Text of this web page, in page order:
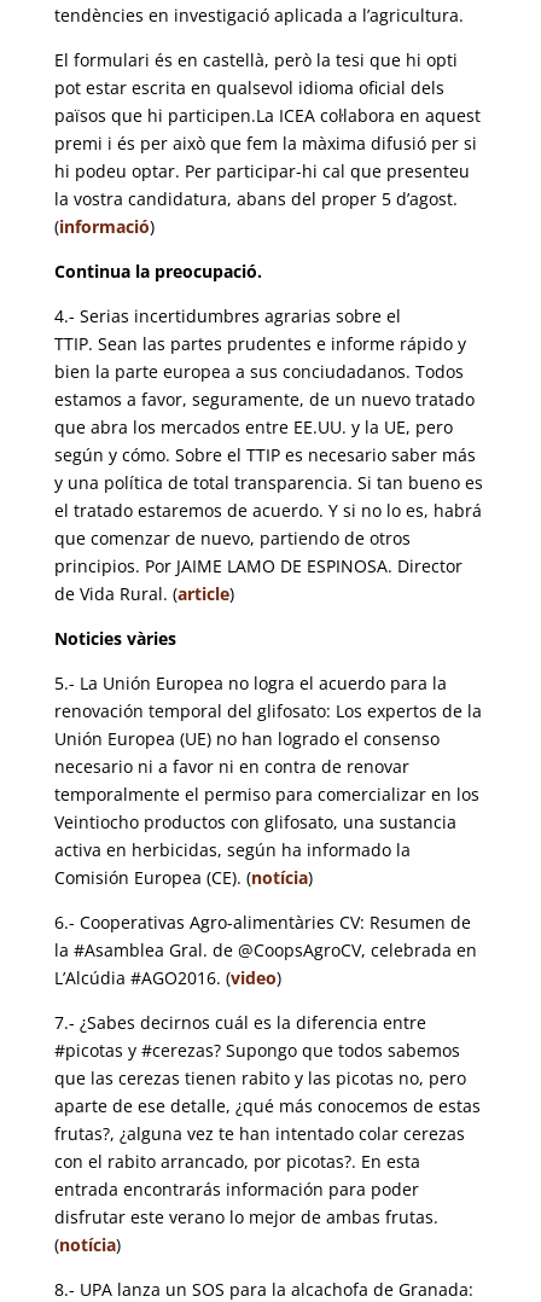
tendències en investigació aplicada a l’agricultura.
El formulari és en castellà, però la tesi que hi opti
pot estar escrita en qualsevol idioma oficial dels
països que hi participen.La ICEA col·labora en aquest
premi i és per això que fem la màxima difusió per si
hi podeu optar. Per participar-hi cal que presenteu
la vostra candidatura, abans del proper 5 d’agost.
(informació)
Continua la preocupació.
4.- Serias incertidumbres agrarias sobre el
TTIP. Sean las partes prudentes e informe rápido y
bien la parte europea a sus conciudadanos. Todos
estamos a favor, seguramente, de un nuevo tratado
que abra los mercados entre EE.UU. y la UE, pero
según y cómo. Sobre el TTIP es necesario saber más
y una política de total transparencia. Si tan bueno es
el tratado estaremos de acuerdo. Y si no lo es, habrá
que comenzar de nuevo, partiendo de otros
principios. Por JAIME LAMO DE ESPINOSA. Director
de Vida Rural. (article)
Noticies vàries
5.- La Unión Europea no logra el acuerdo para la
renovación temporal del glifosato: Los expertos de la
Unión Europea (UE) no han logrado el consenso
necesario ni a favor ni en contra de renovar
temporalmente el permiso para comercializar en los
Veintiocho productos con glifosato, una sustancia
activa en herbicidas, según ha informado la
Comisión Europea (CE). (notícia)
6.- Cooperativas Agro-alimentàries CV: Resumen de
la #Asamblea Gral. de @CoopsAgroCV, celebrada en
L’Alcúdia #AGO2016. (video)
7.- ¿Sabes decirnos cuál es la diferencia entre
#picotas y #cerezas? Supongo que todos sabemos
que las cerezas tienen rabito y las picotas no, pero
aparte de ese detalle, ¿qué más conocemos de estas
frutas?, ¿alguna vez te han intentado colar cerezas
con el rabito arrancado, por picotas?. En esta
entrada encontrarás información para poder
disfrutar este verano lo mejor de ambas frutas.
(notícia)
8.- UPA lanza un SOS para la alcachofa de Granada: